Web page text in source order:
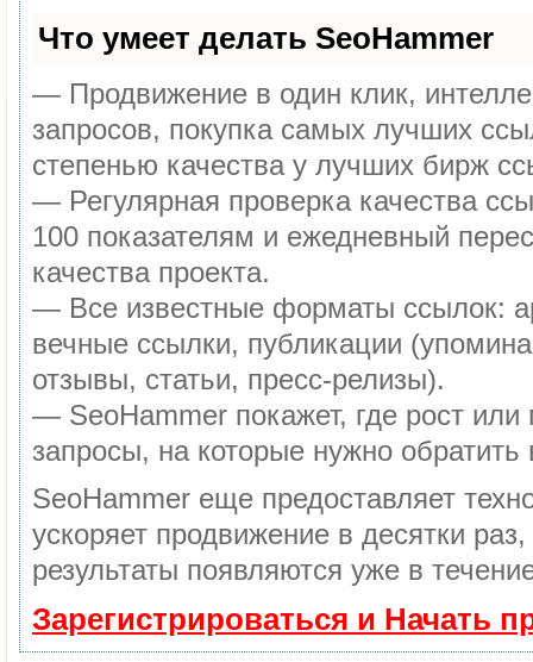
Что умеет делать SeoHammer
— Продвижение в один клик,
запросов, покупка самых лучших
степенью качества у лучших бирж
— Регулярная проверка качества
100 показателям и ежедневный
качества проекта.
— Все известные форматы ссылок:
вечные ссылки, публикации
отзывы, статьи, пресс-релизы).
— SeoHammer покажет, где рост или
запросы, на которые нужно
SeoHammer еще предоставляет
ускоряет продвижение в десятки
результаты появляются уже в
Зарегистрироваться и Начать